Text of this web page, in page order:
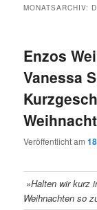
MONATSARCHIV:
Enzos
Vanessa
Veröffentlicht am
»Halten wir kurz
Weihnachten so